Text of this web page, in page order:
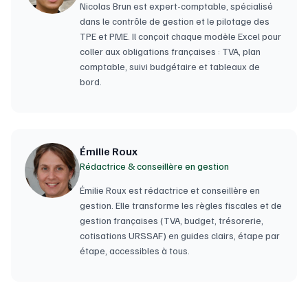
Nicolas Brun est expert-comptable, spécialisé
dans le contrôle de gestion et le pilotage des
TPE et PME. Il conçoit chaque modèle Excel pour
coller aux obligations françaises : TVA, plan
comptable, suivi budgétaire et tableaux de
bord.
Émilie Roux
Rédactrice & conseillère en gestion
Émilie Roux est rédactrice et conseillère en
gestion. Elle transforme les règles fiscales et de
gestion françaises (TVA, budget, trésorerie,
cotisations URSSAF) en guides clairs, étape par
étape, accessibles à tous.